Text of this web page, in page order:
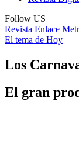
Follow US
Revista Enlace
El tema de Hoy
Los
El gran